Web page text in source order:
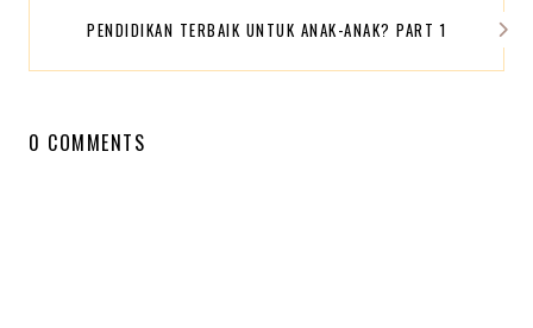
PENDIDIKAN TERBAIK UNTUK ANAK-ANAK? PART 1
0 COMMENTS